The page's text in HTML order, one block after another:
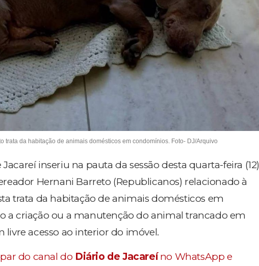
trata da habitação de animais domésticos em condomínios. Foto- DJ/Arquivo
inseriu na pauta da sessão desta quarta-feira (12)
Hernani Barreto (Republicanos) relacionado à
trata da habitação de animais domésticos em
a criação ou a manutenção do animal trancado em
livre acesso ao interior do imóvel.
do canal do Diário de Jacareíno WhatsApp e